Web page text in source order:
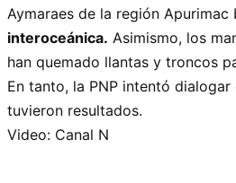
Aymaraes de la región Apurimac
interoceánica. Asimismo, los
han quemado llantas y troncos
En tanto, la PNP intentó
tuvieron resultados.
Video: Canal N